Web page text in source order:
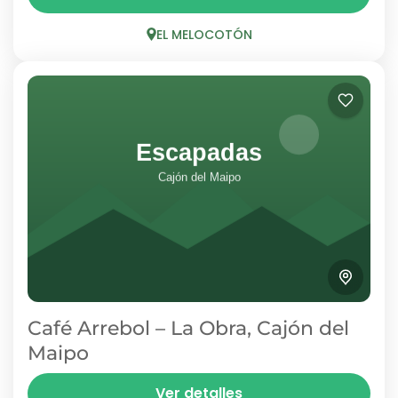
que suma cafetería, restaurante, cabañas y
piscina de temporada. Su cafetería es una
EL MELOCOTÓN
Café Arrebol – La Obra, Cajón del
Maipo
En La Obra, a la entrada del Cajón del Maipo,
Ver detalles